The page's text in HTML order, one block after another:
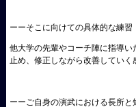
ーーそこに向けての具体的な練習
他大学の先輩やコーチ陣に指導
止め、修正しながら改善していく
ーーご自身の演武における長所と